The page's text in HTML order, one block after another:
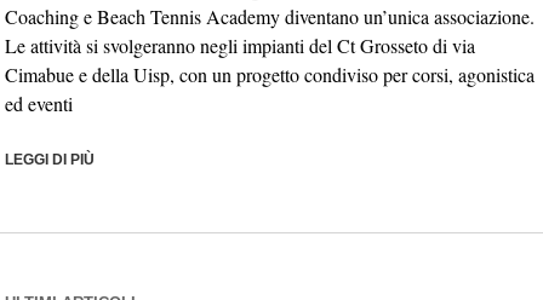
Coaching e Beach Tennis Academy diventano un’unica associazione.
Le attività si svolgeranno negli impianti del Ct Grosseto di via
Cimabue e della Uisp, con un progetto condiviso per corsi, agonistica
ed eventi
LEGGI DI PIÙ